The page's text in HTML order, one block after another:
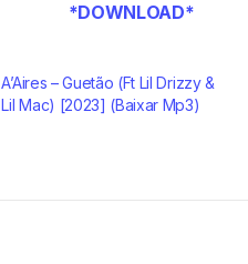
*DOWNLOAD*
A’Aires – Guetão (Ft Lil Drizzy &
Lil Mac) [2023] (Baixar Mp3)